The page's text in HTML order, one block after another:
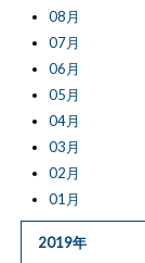
08月
07月
06月
05月
04月
03月
02月
01月
2019年